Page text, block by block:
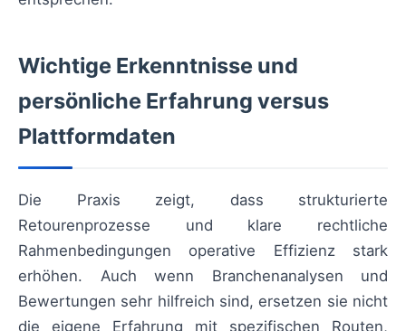
Wichtige Erkenntnisse und
persönliche Erfahrung versus
Plattformdaten
Die Praxis zeigt, dass strukturierte
Retourenprozesse und klare rechtliche
Rahmenbedingungen operative Effizienz stark
erhöhen. Auch wenn Branchenanalysen und
Bewertungen sehr hilfreich sind, ersetzen sie nicht
die eigene Erfahrung mit spezifischen Routen,